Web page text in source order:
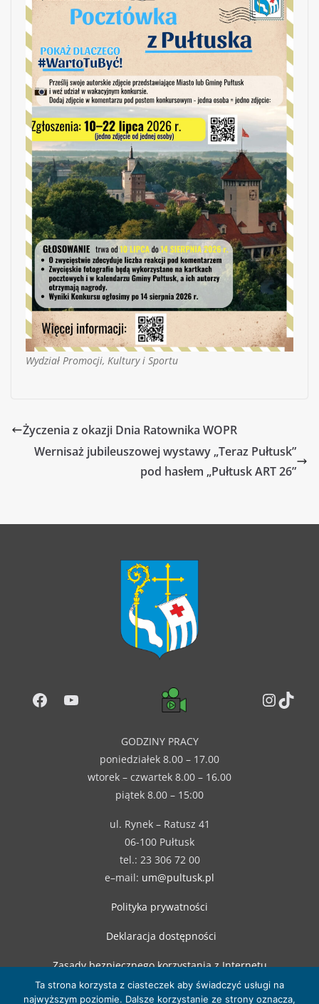
Wydział Promocji, Kultury i Sportu
Życzenia z okazji Dnia Ratownika WOPR
Wernisaż jubileuszowej wystawy „Teraz Pułtusk”
pod hasłem „Pułtusk ART 26”
Facebook
YouTube
GODZINY PRACY
poniedziałek 8.00 – 17.00
wtorek – czwartek 8.00 – 16.00
piątek 8.00 – 15:00
ul. Rynek – Ratusz 41
06-100 Pułtusk
tel.: 23 306 72 00
e–mail: um@pultusk.pl
Polityka prywatności
Deklaracja dostępności
Zasady bezpiecznego korzystania z Internetu
Ta strona korzysta z ciasteczek aby świadczyć usługi na
najwyższym poziomie. Dalsze korzystanie ze strony oznacza,